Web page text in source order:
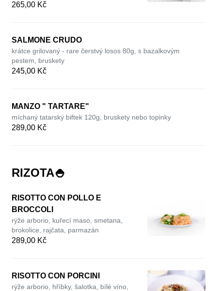
265,00 Kč
SALMONE CRUDO
krátce grilovaný - rare čerstvý losos 80g, s bazalkovým
pestem, bruskety
245,00 Kč
MANZO " TARTARE"
míchaný tatarský biftek 120g, bruskety nebo topinky
289,00 Kč
RIZOTA🍚
RISOTTO CON POLLO E
BROCCOLI
rýže arborio, kuřecí maso, smetana,
brokolice, rajčata, parmazán
289,00 Kč
RISOTTO CON PORCINI
rýže arborio, hříbky, šalotka, bílé víno,